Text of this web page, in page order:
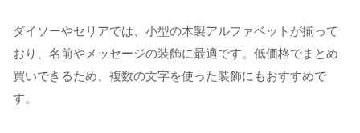
ダイソーやセリアでは、小型の木製アルファベットが揃って
おり、名前やメッセージの装飾に最適です。低価格でまとめ
買いできるため、複数の文字を使った装飾にもおすすめで
す。